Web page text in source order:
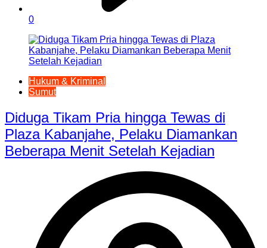
0
Hukum & Kriminal
Sumut
Diduga Tikam Pria hingga Tewas di
Plaza Kabanjahe, Pelaku Diamankan
Beberapa Menit Setelah Kejadian